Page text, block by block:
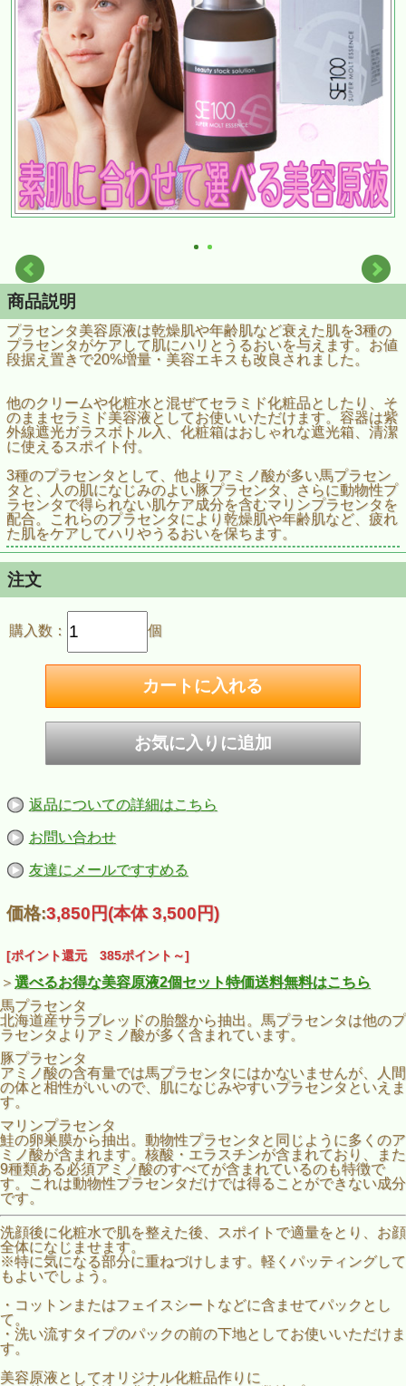
商品説明
プラセンタ美容原液は乾燥肌や年齢肌など衰えた肌を3種の
プラセンタがケアして肌にハリとうるおいを与えます。お値
段据え置きで20%増量・美容エキスも改良されました。
他のクリームや化粧水と混ぜてセラミド化粧品としたり、そ
のままセラミド美容液としてお使いいただけます。容器は紫
外線遮光ガラスボトル入、化粧箱はおしゃれな遮光箱、清潔
に使えるスポイト付。
3種のプラセンタとして、他よりアミノ酸が多い馬プラセン
タと、人の肌になじみのよい豚プラセンタ、さらに動物性プ
ラセンタで得られない肌ケア成分を含むマリンプラセンタを
配合。これらのプラセンタにより乾燥肌や年齢肌など、疲れ
た肌をケアしてハリやうるおいを保ちます。
注文
購入数： 個
返品についての詳細はこちら
お問い合わせ
友達にメールですすめる
価格:3,850円(本体 3,500円)
[ポイント還元 385ポイント～]
＞選べるお得な美容原液2個セット特価送料無料はこちら
馬プラセンタ
北海道産サラブレッドの胎盤から抽出。馬プラセンタは他のプ
ラセンタよりアミノ酸が多く含まれています。
豚プラセンタ
アミノ酸の含有量では馬プラセンタにはかないませんが、人間
の体と相性がいいので、肌になじみやすいプラセンタといえま
す。
マリンプラセンタ
鮭の卵巣膜から抽出。動物性プラセンタと同じように多くのア
ミノ酸が含まれます。核酸・エラスチンが含まれており、また
9種類ある必須アミノ酸のすべてが含まれているのも特徴で
す。これは動物性プラセンタだけでは得ることができない成分
です。
洗顔後に化粧水で肌を整えた後、スポイトで適量をとり、お顔
全体になじませます。
※特に気になる部分に重ねづけします。軽くパッティングして
もよいでしょう。
・コットンまたはフェイスシートなどに含ませてパックとし
て。
・洗い流すタイプのパックの前の下地としてお使いいただけま
す。
美容原液としてオリジナル化粧品作りに